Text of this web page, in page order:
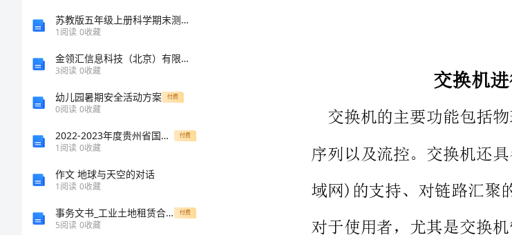
苏教版五年级上册科学期末测试卷及答案【典优】
1阅读 0收藏
金领汇信息科技（北京）有限公司介绍企业发展分析报告
3阅读 0收藏
幼儿园暑期安全活动方案 付费
0阅读 0收藏
2022-2023年度贵州省国家电网招聘之环化材料类题库检测试卷A卷附答案 付费
1阅读 0收藏
作文 地球与天空的对话
1阅读 0收藏
事务文书_工业土地租赁合同 付费
5阅读 0收藏